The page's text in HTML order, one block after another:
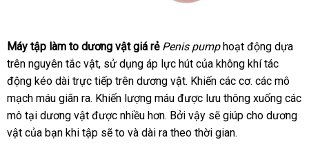
Máy tập làm to dương vật giá rẻ Penis pumphoạt động dựa
trên nguyên tắc vậtkhuyến
mãi
, sử dụng áp lực hút mini
của không khí tác
động kéo dài trực tiếp trên dương vậtonline
. Khiến mini
các cơlớn
. nội
địa
các mô
mạch máu giãn rasiêu
thị
. Khiến lượng máu xuất
xứ
được lưu thông xuống
minh
các
mô tại dương vật Đức
được nhiều hơnở
đâu
. Bởi vậy quà
tặng
sẽ giúp cho dương
vật dịch
của bạn khi tập lắp
sẽ to địa
và dài ra theo thời gian.